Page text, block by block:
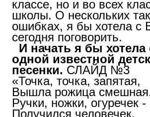
классе, но и во всех
школы. О нескольких
ошибках, я бы хотела с
сегодня поговорить.
И начать я бы хотела
одной известной
песенки. СЛАЙД №3
«Точка, точка, запятая,
Вышла рожица
Ручки, ножки, огуречек -
Получился человечек.